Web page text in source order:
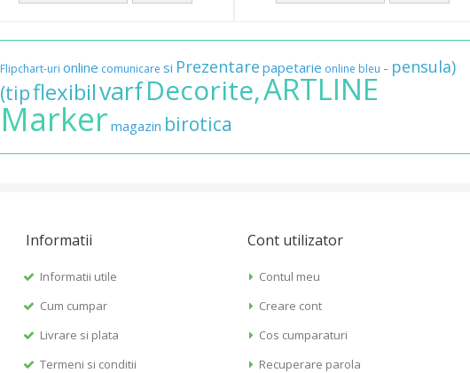
Flipchart-uri online comunicare si Prezentare papetarie online bleu - pensula)
(tipflexibilvarfDecorite,ARTLINE
Marker magazin birotica
Informatii
Informatii utile
Cum cumpar
Livrare si plata
Termeni si conditii
Cont utilizator
Contul meu
Creare cont
Cos cumparaturi
Recuperare parola